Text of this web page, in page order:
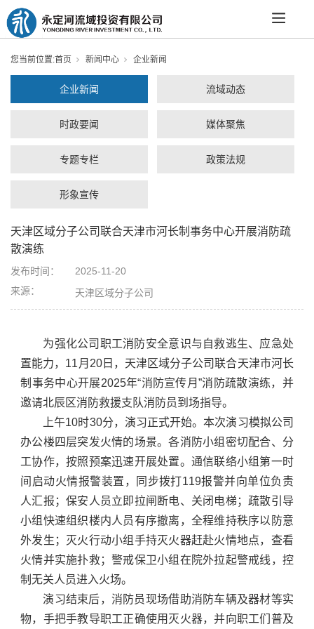
您当前位置:首页 新闻中心 企业新闻
企业新闻 流域动态
时政要闻 媒体聚焦
专题专栏 政策法规
形象宣传
天津区域分子公司联合天津市河长制事务中心开展消防疏
散演练
发布时间：
2025-11-20
来源：
天津区域分子公司
为强化公司职工消防安全意识与自救逃生、应急处
置能力，11月20日，天津区域分子公司联合天津市河长
制事务中心开展2025年“消防宣传月”消防疏散演练，并
邀请北辰区消防救援支队消防员到场指导。
上午10时30分，演习正式开始。本次演习模拟公司
办公楼四层突发火情的场景。各消防小组密切配合、分
工协作，按照预案迅速开展处置。通信联络小组第一时
间启动火情报警装置，同步拨打119报警并向单位负责
人汇报；保安人员立即拉闸断电、关闭电梯；疏散引导
小组快速组织楼内人员有序撤离，全程维持秩序以防意
外发生；灭火行动小组手持灭火器赶赴火情地点，查看
火情并实施扑救；警戒保卫小组在院外拉起警戒线，控
制无关人员进入火场。
演习结束后，消防员现场借助消防车辆及器材等实
物，手把手教导职工正确使用灭火器，并向职工们普及